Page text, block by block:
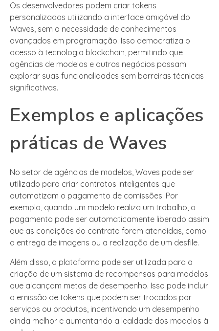
Os desenvolvedores podem criar tokens
personalizados utilizando a interface amigável do
Waves, sem a necessidade de conhecimentos
avançados em programação. Isso democratiza o
acesso à tecnologia blockchain, permitindo que
agências de modelos e outros negócios possam
explorar suas funcionalidades sem barreiras técnicas
significativas.
Exemplos e aplicações
práticas de Waves
No setor de agências de modelos, Waves pode ser
utilizado para criar contratos inteligentes que
automatizam o pagamento de comissões. Por
exemplo, quando um modelo realiza um trabalho, o
pagamento pode ser automaticamente liberado assim
que as condições do contrato forem atendidas, como
a entrega de imagens ou a realização de um desfile.
Além disso, a plataforma pode ser utilizada para a
criação de um sistema de recompensas para modelos
que alcançam metas de desempenho. Isso pode incluir
a emissão de tokens que podem ser trocados por
serviços ou produtos, incentivando um desempenho
ainda melhor e aumentando a lealdade dos modelos à